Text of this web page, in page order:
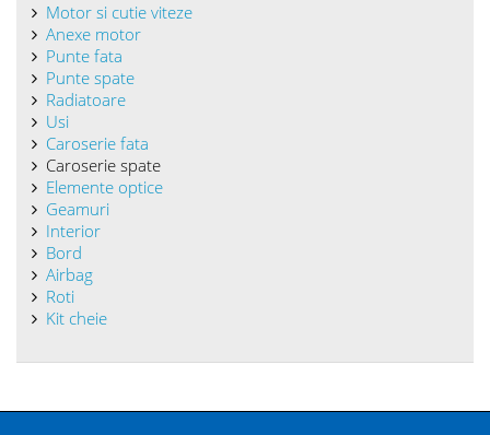
Motor si cutie viteze
Anexe motor
Punte fata
Punte spate
Radiatoare
Usi
Caroserie fata
Caroserie spate
Elemente optice
Geamuri
Interior
Bord
Airbag
Roti
Kit cheie